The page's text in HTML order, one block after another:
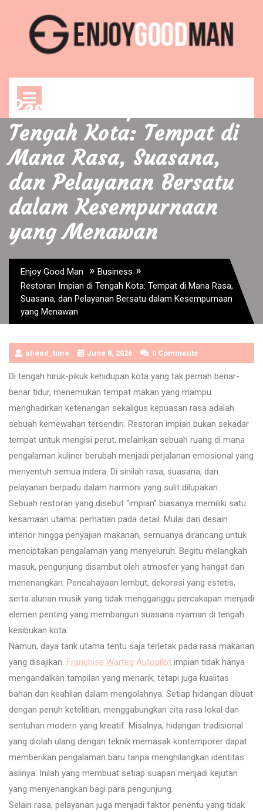
content
Restoran Impian di
Tengah Kota: Tempat di
Mana Rasa, Suasana,
dan Pelayanan Bersatu
dalam Kesempurnaan
yang Menawan
Enjoy Good Man » Business »
Restoran Impian di Tengah Kota: Tempat di Mana Rasa,
Suasana, dan Pelayanan Bersatu dalam Kesempurnaan
yang Menawan
ahead_time June 8, 2026 0 Comments
Di tengah hiruk-pikuk kehidupan kota yang tak pernah benar-
benar tidur, menemukan tempat makan yang mampu
menghadirkan ketenangan sekaligus kepuasan rasa adalah
sebuah kemewahan tersendiri. Restoran impian bukan sekadar
tempat untuk mengisi perut, melainkan sebuah ruang di mana
pengalaman kuliner berubah menjadi perjalanan emosional yang
menyentuh semua indera. Di sinilah rasa, suasana, dan
pelayanan berpadu dalam harmoni yang sulit dilupakan.
Sebuah restoran yang disebut “impian” biasanya memiliki satu
kesamaan utama: perhatian pada detail. Mulai dari desain
interior hingga penyajian makanan, semuanya dirancang untuk
menciptakan pengalaman yang menyeluruh. Begitu melangkah
masuk, pengunjung disambut oleh atmosfer yang hangat dan
menenangkan. Pencahayaan lembut, dekorasi yang estetis,
serta alunan musik yang tidak mengganggu percakapan menjadi
elemen penting yang membangun suasana nyaman di tengah
kesibukan kota.
Namun, daya tarik utama tentu saja terletak pada rasa makanan
yang disajikan. Franchise Warteg Autopilot impian tidak hanya
mengandalkan tampilan yang menarik, tetapi juga kualitas
bahan dan keahlian dalam mengolahnya. Setiap hidangan dibuat
dengan penuh ketelitian, menggabungkan cita rasa lokal dan
sentuhan modern yang kreatif. Misalnya, hidangan tradisional
yang diolah ulang dengan teknik memasak kontemporer dapat
memberikan pengalaman baru tanpa menghilangkan identitas
aslinya. Inilah yang membuat setiap suapan menjadi kejutan
yang menyenangkan bagi para pengunjung.
Selain rasa, pelayanan juga menjadi faktor penentu yang tidak